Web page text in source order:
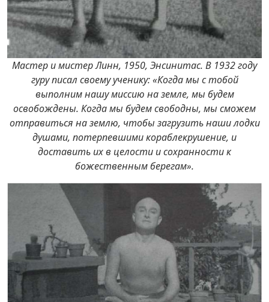
Мастер и мистер Линн, 1950, Энсинитас. В 1932 году
гуру писал своему ученику: «Когда мы с тобой
выполним нашу миссию на земле, мы будем
освобождены. Когда мы будем свободны, мы сможем
отправиться на землю, чтобы загрузить наши лодки
душами, потерпевшими кораблекрушение, и
доставить их в целости и сохранности к
божественным берегам».